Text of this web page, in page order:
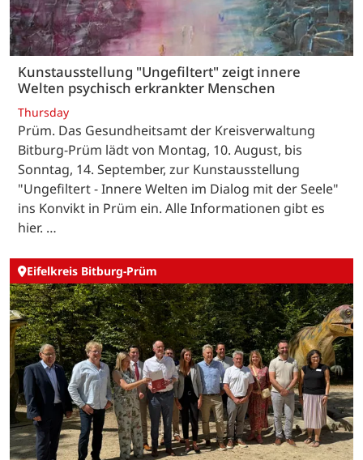
Kunstausstellung "Ungefiltert" zeigt innere
Welten psychisch erkrankter Menschen
Thursday
Prüm. Das Gesundheitsamt der Kreisverwaltung
Bitburg-Prüm lädt von Montag, 10. August, bis
Sonntag, 14. September, zur Kunstausstellung
"Ungefiltert - Innere Welten im Dialog mit der Seele"
ins Konvikt in Prüm ein. Alle Informationen gibt es
hier. …
Eifelkreis Bitburg-Prüm